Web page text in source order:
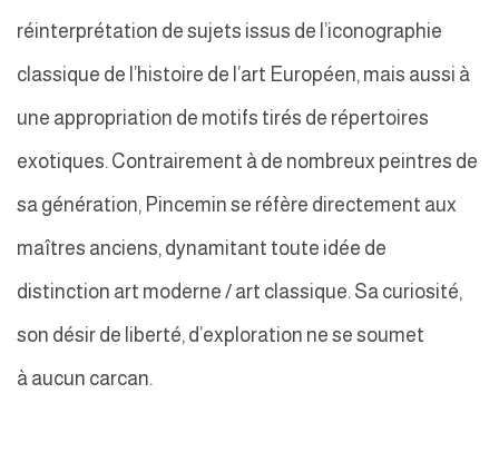
réinterprétation de sujets issus de l’iconographie
classique de l’histoire de l’art Européen, mais aussi à
une appropriation de motifs tirés de répertoires
exotiques. Contrairement à de nombreux peintres de
sa génération, Pincemin se réfère directement aux
maîtres anciens, dynamitant toute idée de
distinction art moderne / art classique. Sa curiosité,
son désir de liberté, d’exploration ne se soumet
à aucun carcan.